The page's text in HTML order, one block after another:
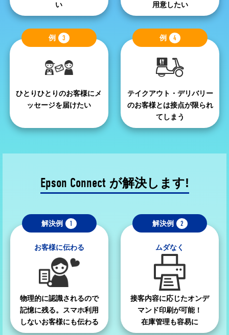
い
用意したい
例 3
ひとりひとりのお客様にメ
ッセージを届けたい
例 4
テイクアウト・デリバリー
のお客様とは接点が限られ
てしまう
Epson Connect が解決します!
解決例 1
お客様に伝わる
物理的に認識されるので
記憶に残る。スマホ利用
しないお客様にも伝わる
解決例 2
ムダなく
接客内容に応じたオンデ
マンド印刷が可能！
在庫管理も容易に